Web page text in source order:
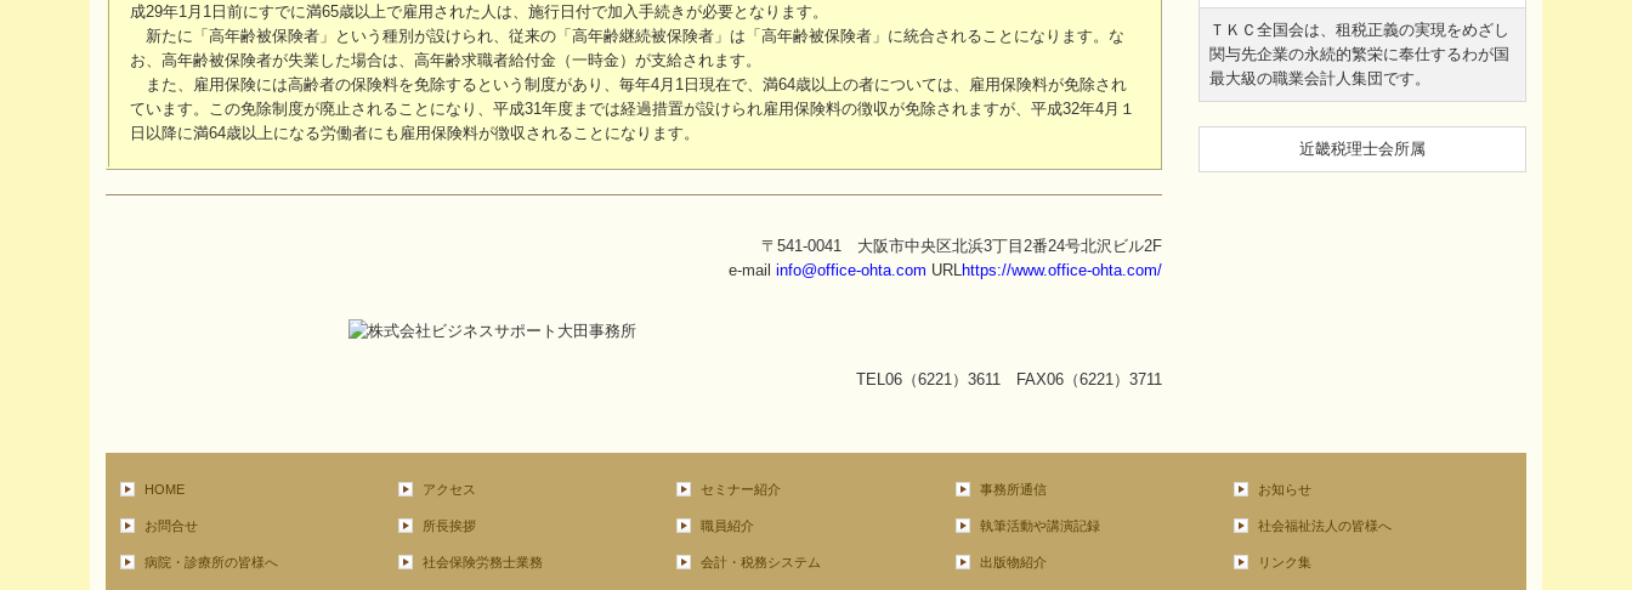
成29年1月1日前にすでに満65歳以上で雇用された人は、施行日付で加入手続きが必要となります。
新たに「高年齢被保険者」という種別が設けられ、従来の「高年齢継続被保険者」は「高年齢被保険者」に統合されることになります。な
お、高年齢被保険者が失業した場合は、高年齢求職者給付金（一時金）が支給されます。
また、雇用保険には高齢者の保険料を免除するという制度があり、毎年4月1日現在で、満64歳以上の者については、雇用保険料が免除され
ています。この免除制度が廃止されることになり、平成31年度までは経過措置が設けられ雇用保険料の徴収が免除されますが、平成32年4月１
日以降に満64歳以上になる労働者にも雇用保険料が徴収されることになります。
〒541-0041 大阪市中央区北浜3丁目2番24号北沢ビル2F
e-mail info@office-ohta.com URL https://www.office-ohta.com/
TEL06（6221）3611 FAX06（6221）3711
ＴＫＣ 全国会は、租税正義の実現をめざし
関与先企業の永続的繁栄に奉仕するわが国
最大級の職業会計人集団です。
近畿税理士会所属
HOME アクセス セミナー紹介 事務所通信 お知らせ
お問合せ 所長挨拶 職員紹介 執筆活動や講演記録 社会福祉法人の皆様へ
病院・診療所の皆様へ 社会保険労務士業務 会計・税務システム 出版物紹介 リンク集